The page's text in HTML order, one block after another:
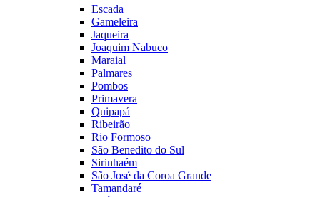
Escada
Gameleira
Jaqueira
Joaquim Nabuco
Maraial
Palmares
Pombos
Primavera
Quipapá
Ribeirão
Rio Formoso
São Benedito do Sul
Sirinhaém
São José da Coroa Grande
Tamandaré